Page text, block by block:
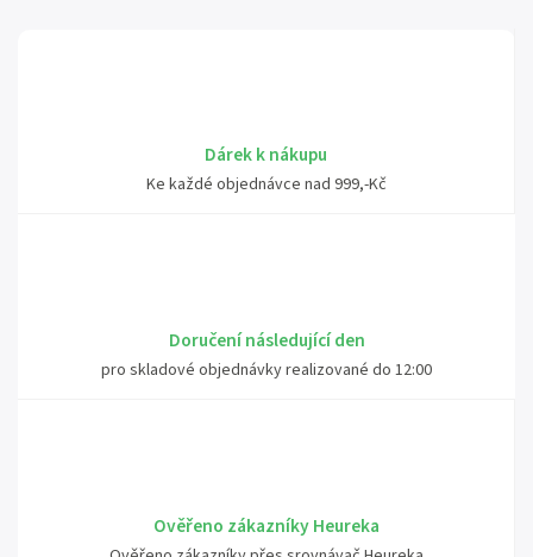
Dárek k nákupu
Ke každé objednávce nad 999,-Kč
Doručení následující den
pro skladové objednávky realizované do 12:00
Ověřeno zákazníky Heureka